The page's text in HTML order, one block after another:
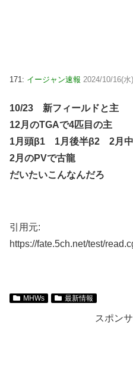
171: イージャン速報 2024/10/16(
10/23 新フィールドと主
12月のTGAで4匹目の主
1月頭β1 1月後半β2 2月
2月のPVで古龍
だいたいこんなんだろ
引用元:
https://fate.5ch.net/test/
MHWs 最新情報
スポン